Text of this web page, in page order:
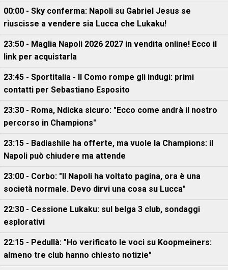
00:00 - Sky conferma: Napoli su Gabriel Jesus se
riuscisse a vendere sia Lucca che Lukaku!
23:50 - Maglia Napoli 2026 2027 in vendita online! Ecco il
link per acquistarla
23:45 - Sportitalia - Il Como rompe gli indugi: primi
contatti per Sebastiano Esposito
23:30 - Roma, Ndicka sicuro: "Ecco come andrà il nostro
percorso in Champions"
23:15 - Badiashile ha offerte, ma vuole la Champions: il
Napoli può chiudere ma attende
23:00 - Corbo: "Il Napoli ha voltato pagina, ora è una
società normale. Devo dirvi una cosa su Lucca"
22:30 - Cessione Lukaku: sul belga 3 club, sondaggi
esplorativi
22:15 - Pedullà: "Ho verificato le voci su Koopmeiners:
almeno tre club hanno chiesto notizie"